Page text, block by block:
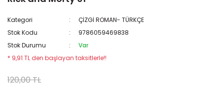
Kategori
ÇİZGİ ROMAN- TÜRKÇE
Stok Kodu
9786059469838
Stok Durumu
Var
* 9,91 TL den başlayan taksitlerle!!
120,00 TL